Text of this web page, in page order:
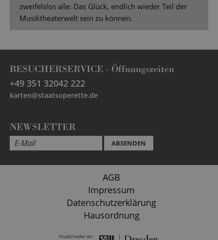
zweifelslos alle: Das Glück, endlich wieder Teil der
Musiktheaterwelt sein zu können.
BESUCHERSERVICE - Öffnungszeiten
+49 351 32042 222
karten@staatsoperette.de
NEWSLETTER
ABSENDEN
AGB
Impressum
Datenschutzerklärung
Hausordnung